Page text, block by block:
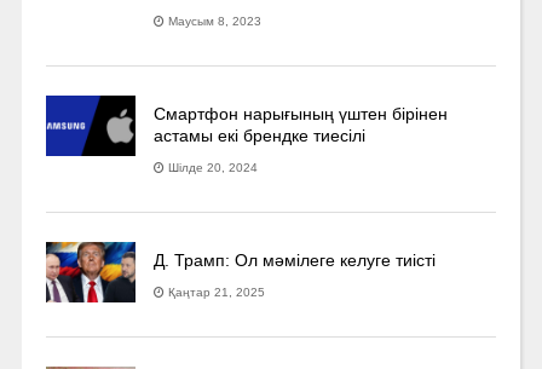
Маусым 8, 2023
Смартфон нарығының үштен бірінен
астамы екі брендке тиесілі
Шілде 20, 2024
Д. Трамп: Ол мәмілеге келуге тиісті
Қаңтар 21, 2025